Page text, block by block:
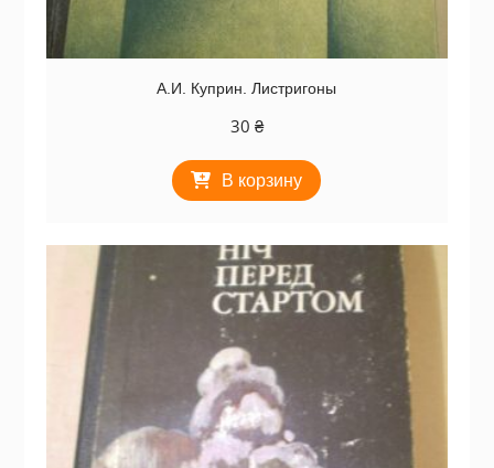
А.И. Куприн. Листригоны
30 ₴
В корзину